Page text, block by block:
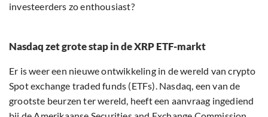
investeerders zo enthousiast?
Nasdaq zet grote stap in de XRP ETF-markt
Er is weer een nieuwe ontwikkeling in de wereld van crypto
Spot exchange traded funds (ETFs). Nasdaq, een van de
grootste beurzen ter wereld, heeft een aanvraag ingediend